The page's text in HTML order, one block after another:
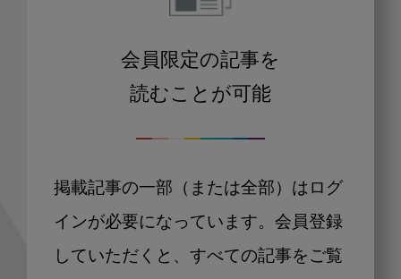
会員限定の記事を
読むことが可能
掲載記事の一部（または全部）はログ
インが必要になっています。会員登録
していただくと、すべての記事をご覧